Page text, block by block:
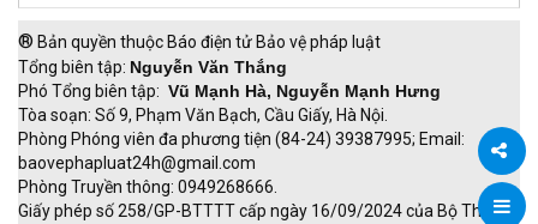
Chia
® Bản quyền thuộc Báo điện tử Bảo vệ pháp luật
Tổng biên tập: Nguyễn Văn Thắng
Phó Tổng biên tập: Vũ Mạnh Hà, Nguyễn Mạnh Hưng
Tòa soạn: Số 9, Phạm Văn Bạch, Cầu Giấy, Hà Nội.
Phòng Phóng viên đa phương tiện (84-24) 39387995; Email:
baovephapluat24h@gmail.com
Phòng Truyền thông: 0949268666.
Giấy phép số 258/GP-BTTTT cấp ngày 16/09/2024 của Bộ Thông